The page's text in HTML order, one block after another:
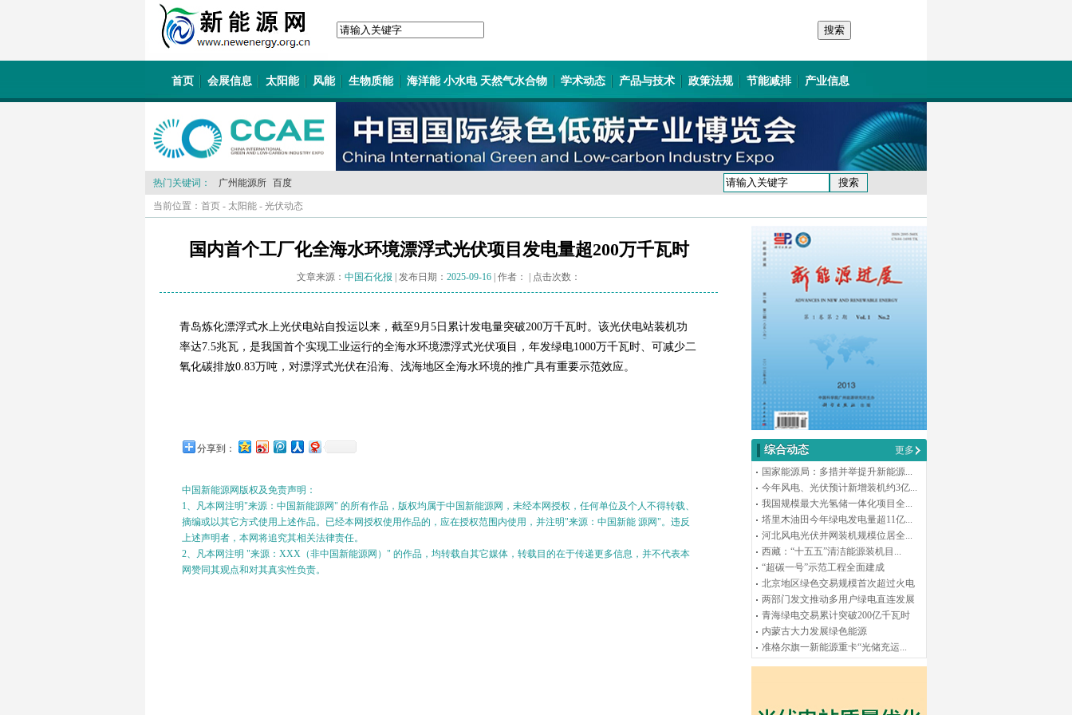
首页 会展信息 太阳能 风能 生物质能 海洋能 小水电 天然气水合物 学术动态 产品与技术 政策法规 节能减排 产业信息
热门关键词： 广州能源所 百度
当前位置： 首页 - 太阳能 - 光伏动态
国内首个工厂化全海水环境漂浮式光伏项目发电量超200万千瓦时
文章来源： 中国石化报 | 发布日期： 2025-09-16 | 作者： | 点击次数：
青岛炼化漂浮式水上光伏电站自投运以来，截至9月5日累计发电量突破200万千瓦时。该光伏电站装机功
率达7.5兆瓦，是我国首个实现工业运行的全海水环境漂浮式光伏项目，年发绿电1000万千瓦时、可减少二
氧化碳排放0.83万吨，对漂浮式光伏在沿海、浅海地区全海水环境的推广具有重要示范效应。
分享到：
中国新能源网版权及免责声明：
1、凡本网注明"来源：中国新能源网" 的所有作品，版权均属于中国新能源网，未经本网授权，任何单位及个人不得转载、
摘编或以其它方式使用上述作品。已经本网授权使用作品的，应在授权范围内使用，并注明"来源：中国新能 源网"。违反
上述声明者，本网将追究其相关法律责任。
2、凡本网注明 "来源：XXX（非中国新能源网）" 的作品，均转载自其它媒体，转载目的在于传递更多信息，并不代表本
网赞同其观点和对其真实性负责。
综合动态
更多
国家能源局：多措并举提升新能源...
今年风电、光伏预计新增装机约3亿...
我国规模最大光氢储一体化项目全...
塔里木油田今年绿电发电量超11亿...
河北风电光伏并网装机规模位居全...
西藏：“十五五”清洁能源装机目...
“超碳一号”示范工程全面建成
北京地区绿色交易规模首次超过火电
两部门发文推动多用户绿电直连发展
青海绿电交易累计突破200亿千瓦时
内蒙古大力发展绿色能源
准格尔旗一新能源重卡“光储充运...